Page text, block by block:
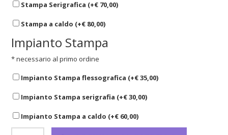
Stampa Serigrafica (+€ 70,00)
Stampa a caldo (+€ 80,00)
Impianto Stampa
* necessario al primo ordine
Impianto Stampa flessografica (+€35,00)
Impianto Stampa serigrafia (+€30,00)
Impianto Stampa a caldo (+€ 60,00)